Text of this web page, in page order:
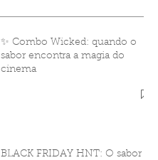
✨ Combo Wicked: quando o
sabor encontra a magia do
cinema
BLACK FRIDAY HNT: O sabor